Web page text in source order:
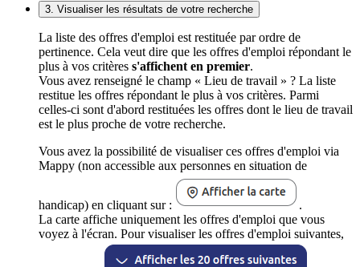
3. Visualiser les résultats de votre recherche
La liste des offres d'emploi est restituée par ordre de
pertinence. Cela veut dire que les offres d'emploi répondant le
plus à vos critères s'affichent en premier.
Vous avez renseigné le champ « Lieu de travail » ? La liste
restitue les offres répondant le plus à vos critères. Parmi
celles-ci sont d'abord restituées les offres dont le lieu de travail
est le plus proche de votre recherche.
Vous avez la possibilité de visualiser ces offres d'emploi via
Mappy (non accessible aux personnes en situation de
handicap) en cliquant sur :
.
La carte affiche uniquement les offres d'emploi que vous
voyez à l'écran. Pour visualiser les offres d'emploi suivantes,